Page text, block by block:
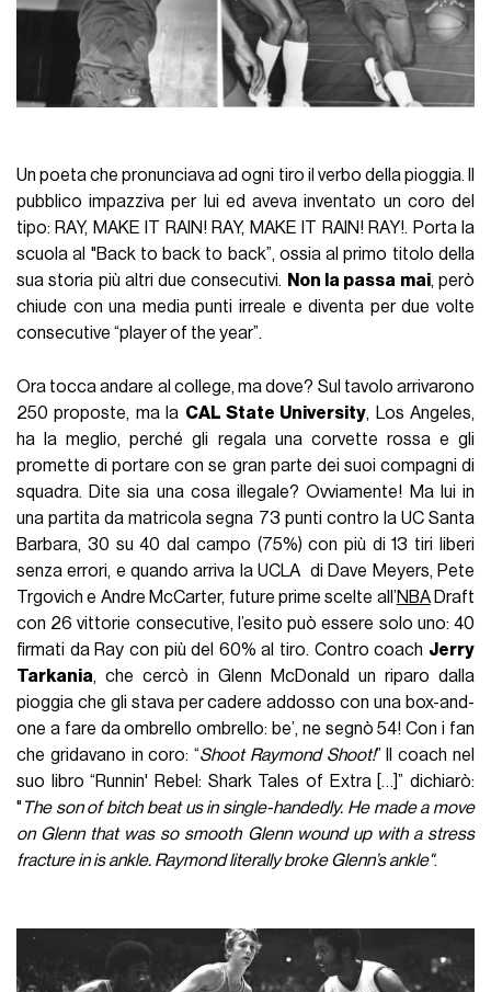
Un poeta che pronunciava ad ogni tiro il verbo della pioggia. Il
pubblico impazziva per lui ed aveva inventato un coro del
tipo: RAY, MAKE IT RAIN! RAY, MAKE IT RAIN! RAY!. Porta la
scuola al "Back to back to back”, ossia al primo titolo della
sua storia più altri due consecutivi. Non la passa mai, però
chiude con una media punti irreale e diventa per due volte
consecutive “player of the year”.
Ora tocca andare al college, ma dove? Sul tavolo arrivarono
250 proposte, ma la CAL State University, Los Angeles,
ha la meglio, perché gli regala una corvette rossa e gli
promette di portare con se gran parte dei suoi compagni di
squadra. Dite sia una cosa illegale? Ovviamente! Ma lui in
una partita da matricola segna 73 punti contro la UC Santa
Barbara, 30 su 40 dal campo (75%) con più di 13 tiri liberi
senza errori, e quando arriva la UCLA di Dave Meyers, Pete
Trgovich e Andre McCarter, future prime scelte all’NBADraft
con 26 vittorie consecutive, l’esito può essere solo uno: 40
firmati da Ray con più del 60% al tiro. Contro coach Jerry
Tarkania, che cercò in Glenn McDonald un riparo dalla
pioggia che gli stava per cadere addosso con una box-and-
one a fare da ombrello ombrello: be’, ne segnò 54! Con i fan
che gridavano in coro: “Shoot Raymond Shoot!” Il coach nel
suo libro “Runnin' Rebel: Shark Tales of Extra […]” dichiarò:
" The son of bitch beat us in single-handedly. He made a move
on Glenn that was so smooth Glenn wound up with a stress
fracture in is ankle. Raymond literally broke Glenn’s ankle".